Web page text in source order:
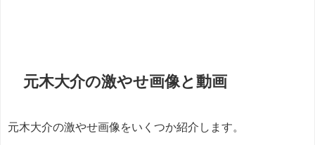
元木大介の激やせ画像と動画
元木大介の激やせ画像をいくつか紹介します。